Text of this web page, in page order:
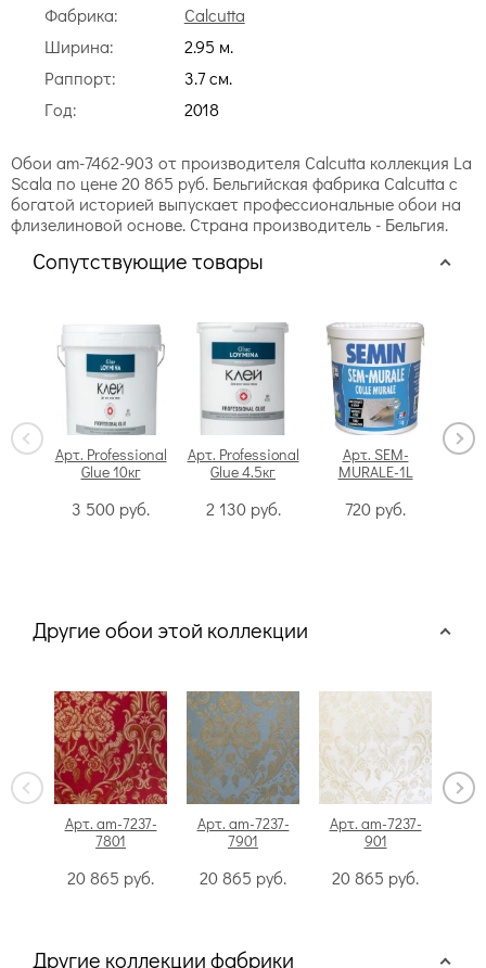
Фабрика:
Calcutta
Ширина:
2.95 м.
Раппорт:
3.7 cм.
Год:
2018
Обои am-7462-903 от производителя Calcutta коллекция La
Scala по цене 20 865 руб. Бельгийская фабрика Calcutta с
богатой историей выпускает профессиональные обои на
флизелиновой основе. Страна производитель - Бельгия.
Сопутствующие товары
Арт. Professional
Glue 10кг
3 500 руб.
Арт. Professional
Glue 4.5кг
2 130 руб.
Арт. SEM-
MURALE-1L
720 руб.
Другие обои этой коллекции
Арт. am-7237-
7801
20 865 руб.
Арт. am-7237-
7901
20 865 руб.
Арт. am-7237-
901
20 865 руб.
Другие коллекции фабрики